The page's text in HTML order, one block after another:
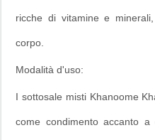
ricche di vitamine e
corpo.
Modalità d'uso:
I sottosale misti Khanoome
come condimento accanto